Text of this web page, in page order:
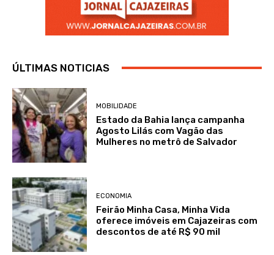
ÚLTIMAS NOTICIAS
MOBILIDADE
Estado da Bahia lança campanha
Agosto Lilás com Vagão das
Mulheres no metrô de Salvador
ECONOMIA
Feirão Minha Casa, Minha Vida
oferece imóveis em Cajazeiras com
descontos de até R$ 90 mil